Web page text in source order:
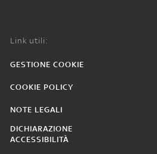
Link utili:
GESTIONE COOKIE
COOKIE POLICY
NOTE LEGALI
DICHIARAZIONE
ACCESSIBILITÀ